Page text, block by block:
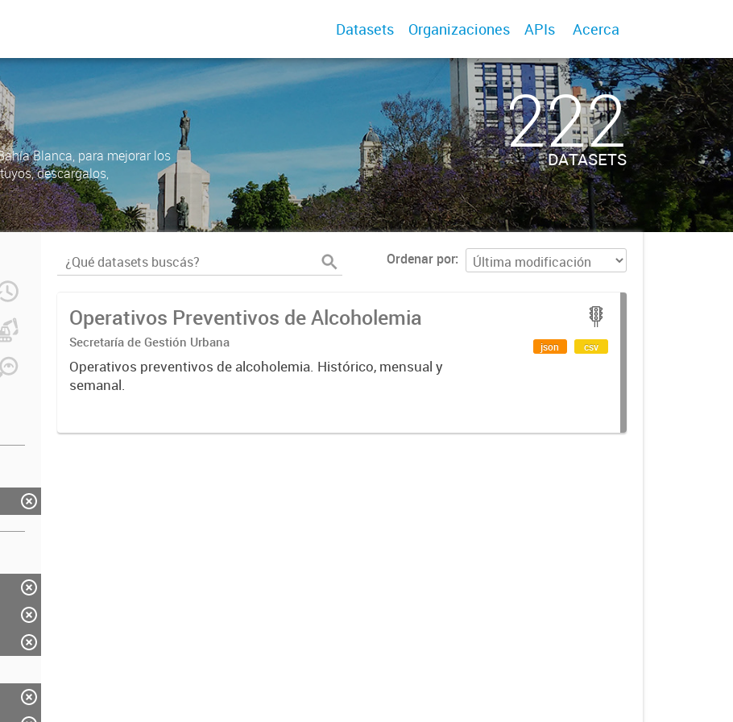
Datasets Organizaciones APIs Acerca
Blanca, para mejorar los
descargalos,
222
DATASETS
Ordenar por
Operativos Preventivos de Alcoholemia
Secretaría de Gestión Urbana
Operativos preventivos de alcoholemia. Histórico, mensual y
semanal.
json csv